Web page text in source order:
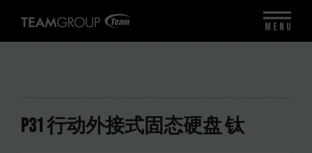
P31 行动外接式固态硬盘 钛
MENU